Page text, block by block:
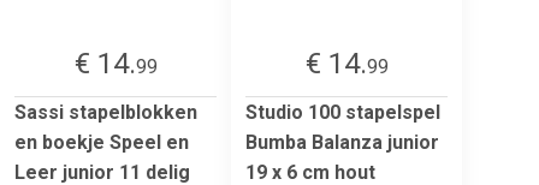
€ 14.99
Sassi stapelblokken
en boekje Speel en
Leer junior 11 delig
€ 14.99
Studio 100 stapelspel
Bumba Balanza junior
19 x 6 cm hout